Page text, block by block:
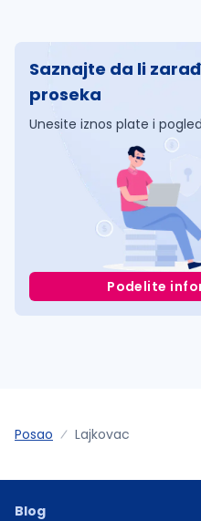
Saznajte da li
proseka
Unesite iznos plate i
Podelite
Posao Lajkovac
Blog